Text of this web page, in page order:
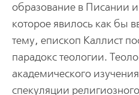
образование в Писании и
которое явилось как бы
тему, епископ Каллист
парадокс теологии.
академического
спекуляции